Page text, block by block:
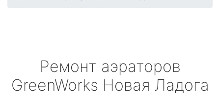
Ремонт аэраторов
GreenWorks Новая Ладога